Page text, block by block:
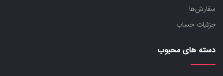
سفارش‌ها
جزئیات حساب
دسته های محبوب